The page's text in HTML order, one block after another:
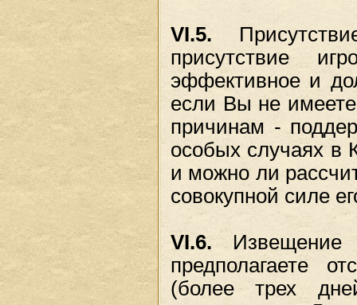
VI.5.
присутствие
эффективное и
если Вы не
причинам -
особых случаях в
и можно ли
совокупной силе
VI.6. Извещение
предполагаете
(более трех